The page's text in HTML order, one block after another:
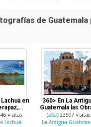
de Guatemala
Lachuá en
visitas
Lachuá
360> En La
Guatemala las
Sociales del
Pedro
(alfa) 23507 visitas
La Antigua